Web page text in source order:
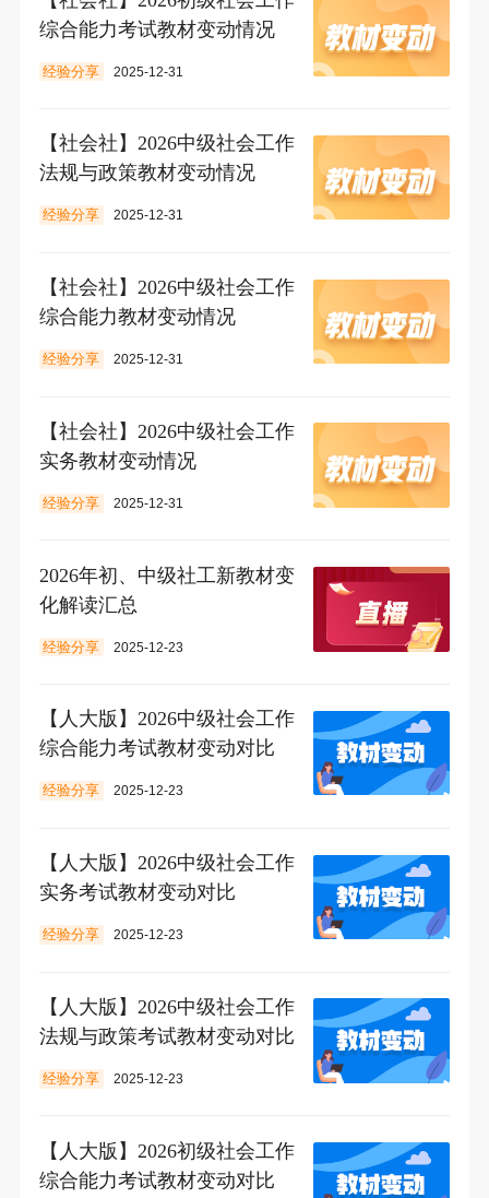
综合能力考试教材变动情况
经验分享 2025-12-31
【社会社】2026中级社会工作
法规与政策教材变动情况
经验分享 2025-12-31
【社会社】2026中级社会工作
综合能力教材变动情况
经验分享 2025-12-31
【社会社】2026中级社会工作
实务教材变动情况
经验分享 2025-12-31
2026年初、中级社工新教材变
化解读汇总
经验分享 2025-12-23
【人大版】2026中级社会工作
综合能力考试教材变动对比
经验分享 2025-12-23
【人大版】2026中级社会工作
实务考试教材变动对比
经验分享 2025-12-23
【人大版】2026中级社会工作
法规与政策考试教材变动对比
经验分享 2025-12-23
【人大版】2026初级社会工作
综合能力考试教材变动对比